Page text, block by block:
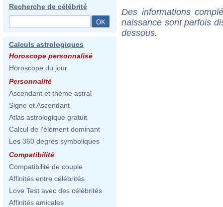
Recherche de célébrité
Calculs astrologiques
Horoscope personnalisé
Horoscope du jour
Personnalité
Ascendant et thème astral
Signe et Ascendant
Atlas astrologique gratuit
Calcul de l'élément dominant
Les 360 degrés symboliques
Compatibilité
Compatibilité de couple
Affinités entre célébrités
Love Test avec des célébrités
Affinités amicales
Des informations
naissance sont parfois
dessous.